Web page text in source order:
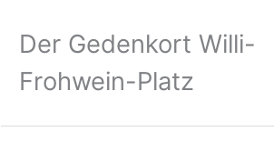
Inhalt
springen
Der Gedenkort Willi-
Frohwein-Platz